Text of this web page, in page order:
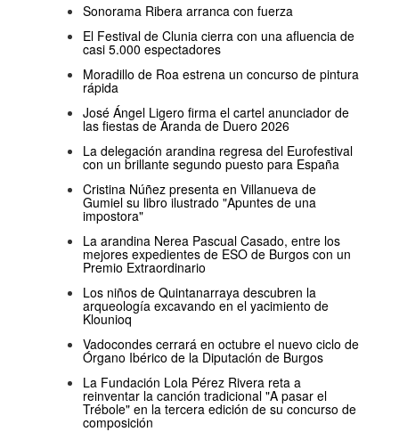
Sonorama Ribera arranca con fuerza
El Festival de Clunia cierra con una afluencia de
casi 5.000 espectadores
Moradillo de Roa estrena un concurso de pintura
rápida
José Ángel Ligero firma el cartel anunciador de
las fiestas de Aranda de Duero 2026
La delegación arandina regresa del Eurofestival
con un brillante segundo puesto para España
Cristina Núñez presenta en Villanueva de
Gumiel su libro ilustrado "Apuntes de una
impostora"
La arandina Nerea Pascual Casado, entre los
mejores expedientes de ESO de Burgos con un
Premio Extraordinario
Los niños de Quintanarraya descubren la
arqueología excavando en el yacimiento de
Klounioq
Vadocondes cerrará en octubre el nuevo ciclo de
Órgano Ibérico de la Diputación de Burgos
La Fundación Lola Pérez Rivera reta a
reinventar la canción tradicional "A pasar el
Trébole" en la tercera edición de su concurso de
composición